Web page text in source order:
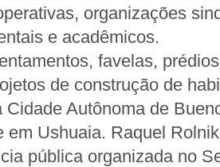
organizações
e acadêmicos.
favelas,
de construção de
Cidade Autônoma de
em Ushuaia. Raquel
pública organizada no